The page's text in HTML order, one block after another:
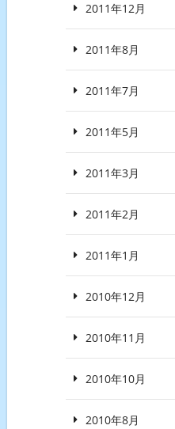
2011年12月
2011年8月
2011年7月
2011年5月
2011年3月
2011年2月
2011年1月
2010年12月
2010年11月
2010年10月
2010年8月